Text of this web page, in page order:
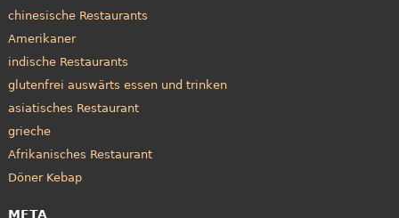
chinesische Restaurants
Amerikaner
indische Restaurants
glutenfrei auswärts essen und trinken
asiatisches Restaurant
grieche
Afrikanisches Restaurant
Döner Kebap
META